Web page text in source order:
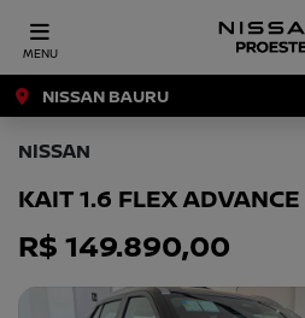
MENU
NISSAN BAURU
NISSAN
KAIT 1.6 FLEX
R$ 149.890,00